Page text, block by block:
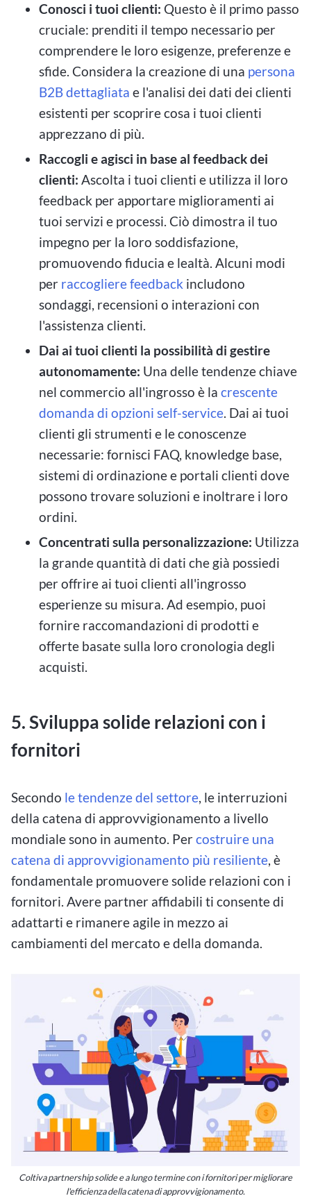
Conosci i tuoi clienti: Questo è il primo passo
cruciale: prenditi il tempo necessario per
comprendere le loro esigenze, preferenze e
sfide. Considera la creazione di una persona
B2B dettagliata e l'analisi dei dati dei clienti
esistenti per scoprire cosa i tuoi clienti
apprezzano di più.
Raccogli e agisci in base al feedback dei
clienti: Ascolta i tuoi clienti e utilizza il loro
feedback per apportare miglioramenti ai
tuoi servizi e processi. Ciò dimostra il tuo
impegno per la loro soddisfazione,
promuovendo fiducia e lealtà. Alcuni modi
per raccogliere feedback includono
sondaggi, recensioni o interazioni con
l'assistenza clienti.
Dai ai tuoi clienti la possibilità di gestire
autonomamente: Una delle tendenze chiave
nel commercio all'ingrosso è la crescente
domanda di opzioni self-service. Dai ai tuoi
clienti gli strumenti e le conoscenze
necessarie: fornisci FAQ, knowledge base,
sistemi di ordinazione e portali clienti dove
possono trovare soluzioni e inoltrare i loro
ordini.
Concentrati sulla personalizzazione: Utilizza
la grande quantità di dati che già possiedi
per offrire ai tuoi clienti all'ingrosso
esperienze su misura. Ad esempio, puoi
fornire raccomandazioni di prodotti e
offerte basate sulla loro cronologia degli
acquisti.
5. Sviluppa solide relazioni con i
fornitori
Secondo le tendenze del settore, le interruzioni
della catena di approvvigionamento a livello
mondiale sono in aumento. Percostruire una
catena di approvvigionamento più resiliente, è
fondamentale promuovere solide relazioni con i
fornitori. Avere partner affidabili ti consente di
adattarti e rimanere agile in mezzo ai
cambiamenti del mercato e della domanda.
Coltiva partnership solide e a lungo termine con i fornitori per migliorare
l'efficienza della catena di approvvigionamento.